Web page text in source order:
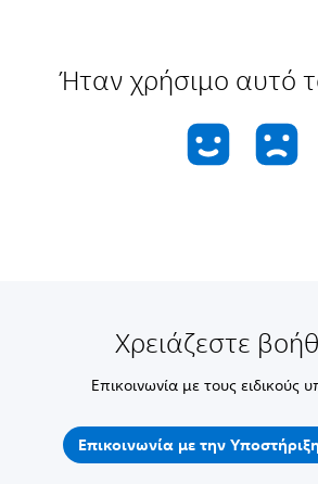
Ήταν χρήσιμο αυτό
Χρειάζεστε
Επικοινωνία με τους ειδικούς
Επικοινωνία με την